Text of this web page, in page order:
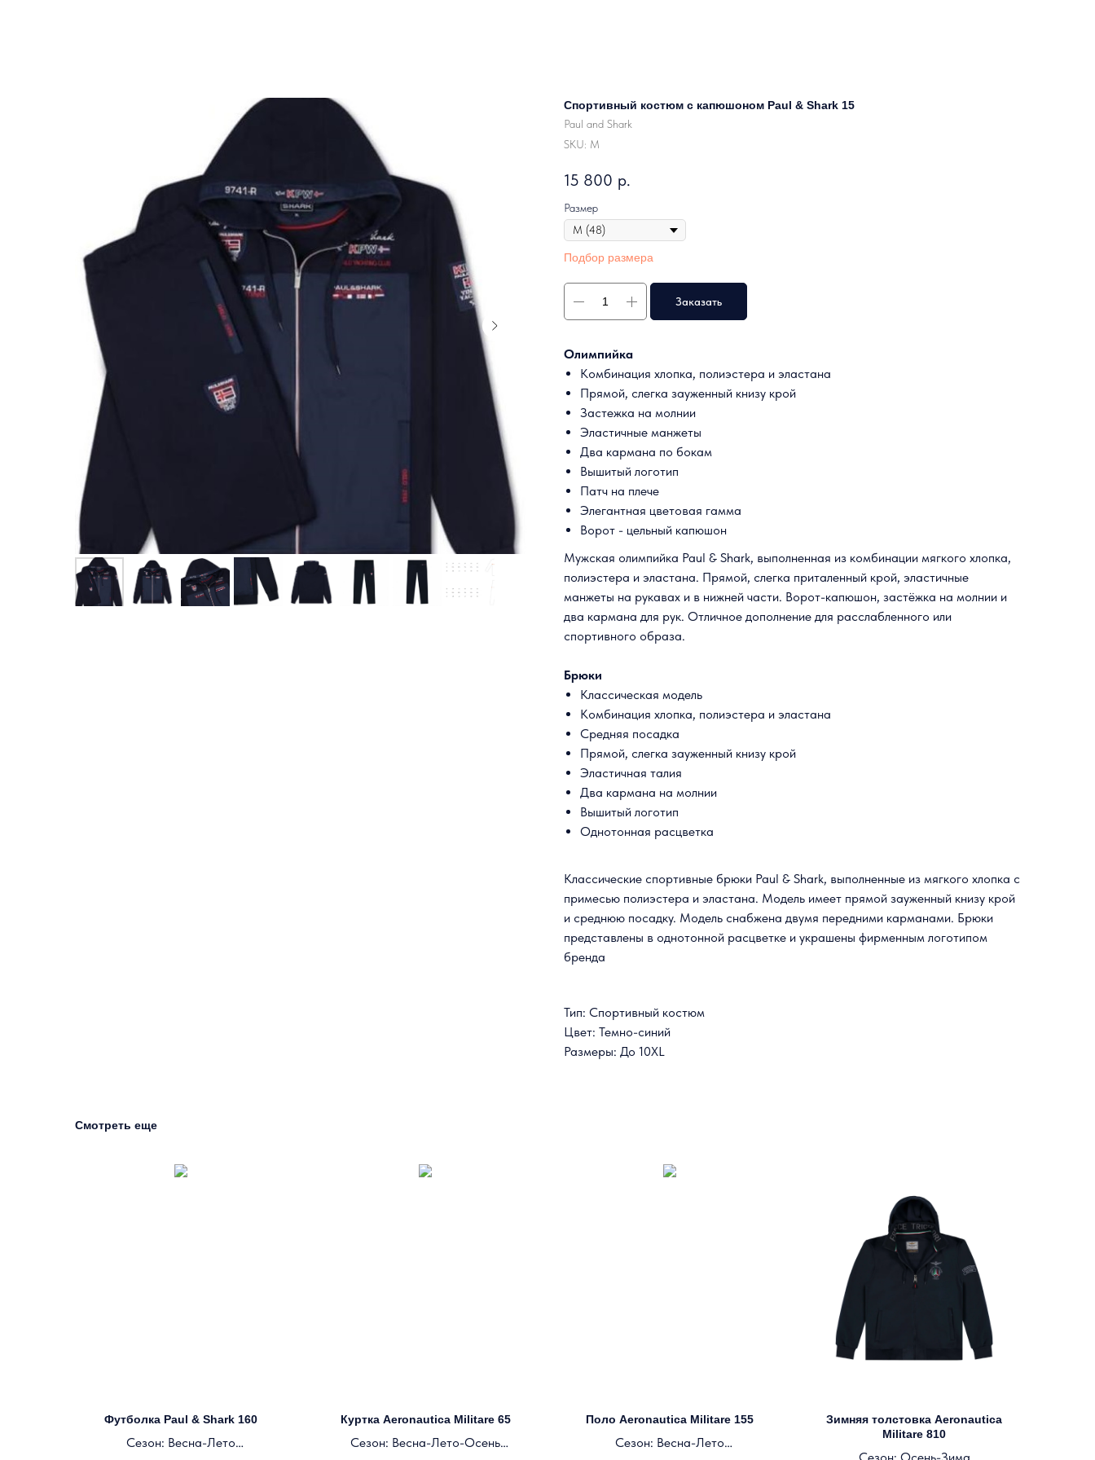
Спортивный костюм с капюшоном Paul & Shark 15
Paul and Shark
SKU: M
15 800 р.
Размер
Подбор размера
Заказать
Олимпийка
Комбинация хлопка, полиэстера и эластана
Прямой, слегка зауженный книзу крой
Застежка на молнии
Эластичные манжеты
Два кармана по бокам
Вышитый логотип
Патч на плече
Элегантная цветовая гамма
Ворот - цельный капюшон
Мужская олимпийка Paul & Shark, выполненная из комбинации мягкого хлопка,
полиэстера и эластана. Прямой, слегка приталенный крой, эластичные
манжеты на рукавах и в нижней части. Ворот-капюшон, застёжка на молнии и
два кармана для рук. Отличное дополнение для расслабленного или
спортивного образа.
Брюки
Классическая модель
Комбинация хлопка, полиэстера и эластана
Средняя посадка
Прямой, слегка зауженный книзу крой
Эластичная талия
Два кармана на молнии
Вышитый логотип
Однотонная расцветка
Классические спортивные брюки Paul & Shark, выполненные из мягкого хлопка с
примесью полиэстера и эластана. Модель имеет прямой зауженный книзу крой
и среднюю посадку. Модель снабжена двумя передними карманами. Брюки
представлены в однотонной расцветке и украшены фирменным логотипом
бренда
Тип: Спортивный костюм
Цвет: Темно-синий
Размеры: До 10XL
Смотреть еще
Футболка Paul & Shark 160
Сезон: Весна-Лето
Куртка Aeronautica Militare 65
Сезон: Весна-Лето-Осень
Поло Aeronautica Militare 155
Сезон: Весна-Лето
Зимняя толстовка Aeronautica
Militare 810